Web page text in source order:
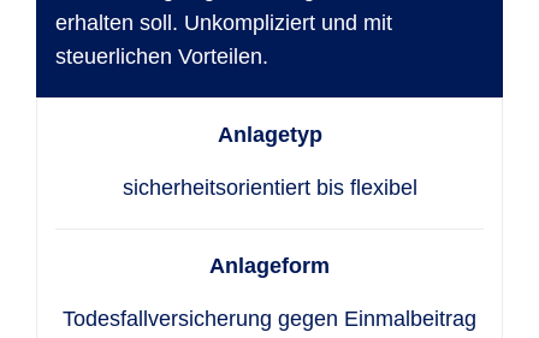
erhalten soll. Unkompliziert und mit
steuerlichen Vorteilen.
Anlagetyp
sicherheitsorientiert bis flexibel
Anlageform
Todesfallversicherung gegen Einmalbeitrag